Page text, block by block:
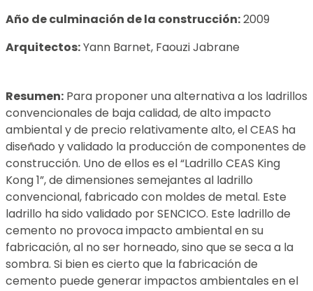
Año de culminación de la construcción:2009
Arquitectos:Yann Barnet, Faouzi Jabrane
Resumen: Para proponer una alternativa a los ladrillos
convencionales de baja calidad, de alto impacto
ambiental y de precio relativamente alto, el CEAS ha
diseñado y validado la producción de componentes de
construcción. Uno de ellos es el “Ladrillo CEAS King
Kong 1”, de dimensiones semejantes al ladrillo
convencional, fabricado con moldes de metal. Este
ladrillo ha sido validado por SENCICO. Este ladrillo de
cemento no provoca impacto ambiental en su
fabricación, al no ser horneado, sino que se seca a la
sombra. Si bien es cierto que la fabricación de
cemento puede generar impactos ambientales en el